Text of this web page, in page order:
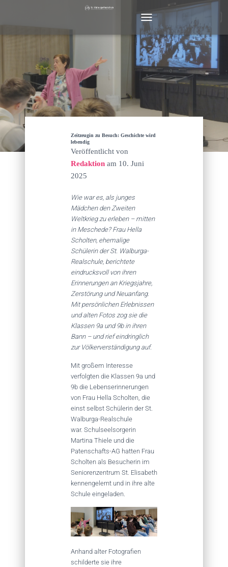
N
A
V
I
G
A
T
M
Zeitzeugin zu Besuch: Geschichte wird
lebendig
Veröffentlicht von
Redaktion am 10. Juni
2025
Wie war es, als junges
Mädchen den Zweiten
Weltkrieg zu erleben – mitten
in Meschede? Frau Hella
Scholten, ehemalige
Schülerin der St. Walburga-
Realschule, berichtete
eindrucksvoll von ihren
Erinnerungen an Kriegsjahre,
Zerstörung und Neuanfang.
Mit persönlichen Erlebnissen
und alten Fotos zog sie die
Klassen 9a und 9b in ihren
Bann – und rief eindringlich
zur Völkerverständigung auf.
Mit großem Interesse
verfolgten die Klassen 9a und
9b die Lebenserinnerungen
von Frau Hella Scholten, die
einst selbst Schülerin der St.
Walburga-Realschule
war. Schulseelsorgerin
Martina Thiele und die
Patenschafts-AG hatten Frau
Scholten als Besucherin im
Seniorenzentrum St. Elisabeth
kennengelernt und in ihre alte
Schule eingeladen.
Anhand alter Fotografien
schilderte sie ihre